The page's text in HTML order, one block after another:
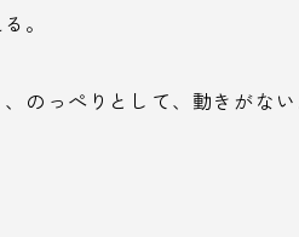
。
のっぺりとして、動きがない